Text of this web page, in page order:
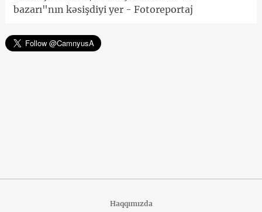
bazarı"nın kəsişdiyi yer - Fotoreportaj
Haqqımızda